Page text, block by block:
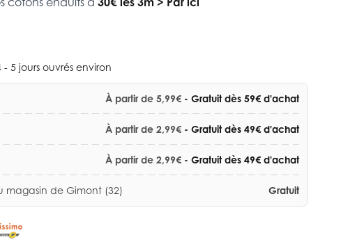
- 5 jours ouvrés environ
À partir de 5,99€ - Gratuit dès 59€ d'achat
À partir de 2,99€ - Gratuit dès 49€ d'achat
À partir de 2,99€ - Gratuit dès 49€ d'achat
magasin de Gimont (32) Gratuit